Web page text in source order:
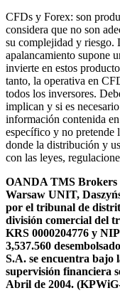
CFDs y Forex: son
considera que no son
su complejidad y riesgo.
apalancamiento supone
invierte en estos
tanto, la operativa en
todos los inversores.
implican y si es
información contenida
específico y no pretende
donde la distribución y
con las leyes,
OANDA TMS Brokers
Warsaw UNIT,
por el tribunal de
división comercial del
KRS 0000204776 y
3,537.560
S.A. se encuentra bajo
supervisión financiera
Abril de 2004.